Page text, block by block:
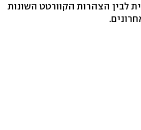
לבין הצהרות הקוורטט השונות